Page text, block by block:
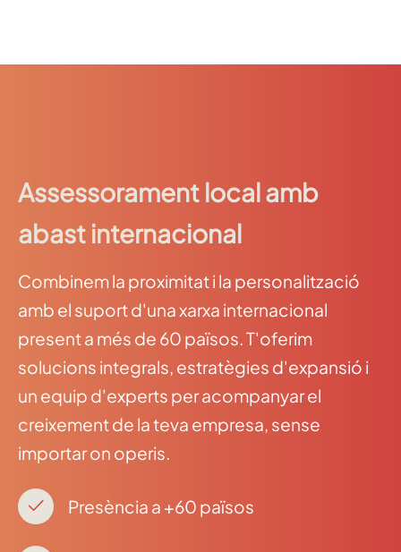
Assessorament local amb
abast internacional
Combinem la proximitat i la personalització
amb el suport d'una xarxa internacional
present a més de 60 països. T'oferim
solucions integrals, estratègies d'expansió i
un equip d'experts per acompanyar el
creixement de la teva empresa, sense
importar on operis.
Presència a +60 països